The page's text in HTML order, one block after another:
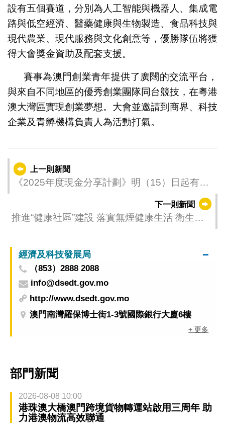
設有五個賽道，分別為人工智能與機器人、集成電
路與低空經濟、醫藥健康與生物製造、食品科技與
現代農業、現代服務與文化創意等，優勝隊伍將獲
得大會獎金資助及配套支援。
賽事為澳門創業青年提供了廣闊的交流平台，
與來自不同地區的優秀創業團隊同台競技，在粵港
澳大灣區實現創業夢想。大會並邀請到商界、科技
企業及青孵機構負責人為活動打氣。
上一則新聞
《2025年度現金分享計劃》明（15）日起有序
下一則新聞
推進“健康社區”建設 落實無煙健康生活 衛生局
經濟及科技發展局
（853）2888 2088
info@dsedt.gov.mo
http://www.dsedt.gov.mo
澳門南灣羅保博士街1-3號國際銀行大廈6樓
+ 更多
部門新聞
2026-08-08 10:00
港珠澳大橋澳門跨境貨物轉運站啟用三周年 助
力港澳物流高效聯通